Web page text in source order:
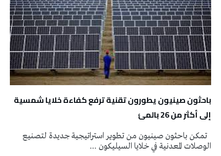
باحثون صينيون يطورون تقنية ترفع كفاءة خلايا شمسية
إلى أكثر من 26 بالمئ
تمكن باحثون صينيون من تطوير استراتيجية جديدة لتصنيع
الوصلات المعدنية في خلايا السيليكون …